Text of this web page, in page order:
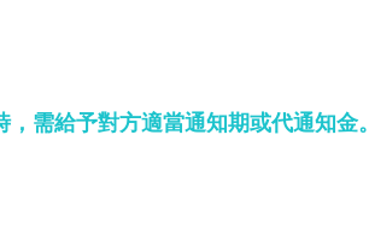
需給予對方適當通知期或代通知金。